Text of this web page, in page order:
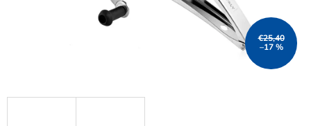
€25,40
–17 %